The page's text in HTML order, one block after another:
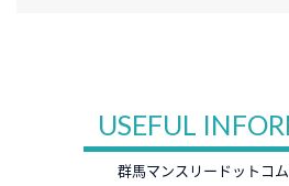
USEFUL
群馬マンスリードットコ